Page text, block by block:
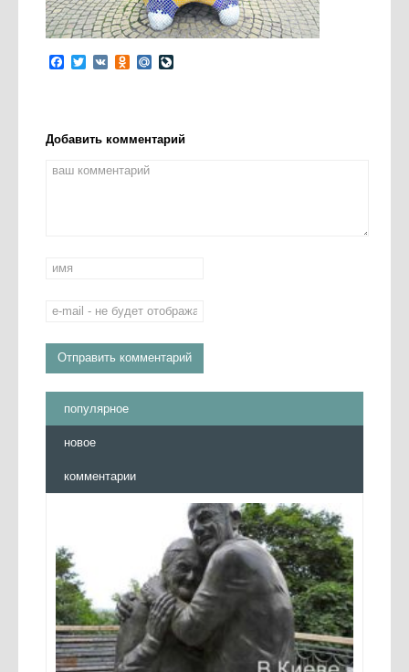
Facebook
Twitter
VK Odnoklassniki
Mail.Ru
Добавить комментарий
популярное
новое
комментарии